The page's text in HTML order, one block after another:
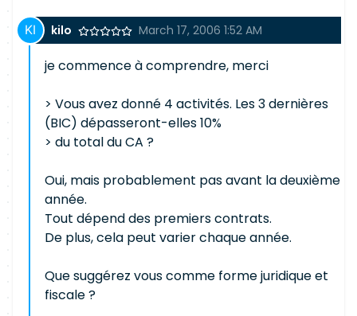
kilo March 17, 2006 1:52 AM
je commence à comprendre, merci
> Vous avez donné 4 activités. Les 3 dernières
(BIC) dépasseront-elles 10%
> du total du CA ?
Oui, mais probablement pas avant la deuxième
année.
Tout dépend des premiers contrats.
De plus, cela peut varier chaque année.
Que suggérez vous comme forme juridique et
fiscale ?